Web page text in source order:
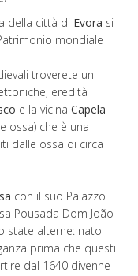
della città di Evora si
mondiale
troverete un
eredità
e la vicina Capela
ossa) che è una
dalle ossa di circa
con il suo Palazzo
Pousada Dom João
state alterne: nato
prima che questi
dal 1640 divenne